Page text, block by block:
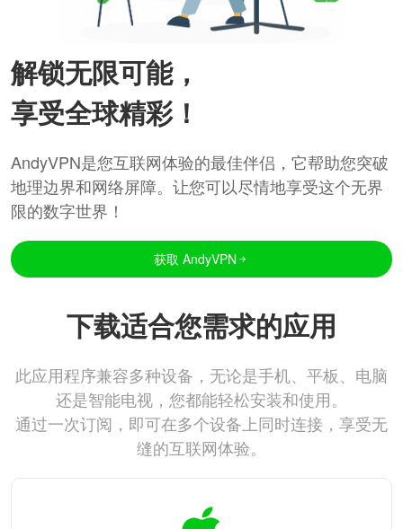
解锁无限可能，
享受全球精彩！
AndyVPN是您互联网体验的最佳伴侣，它帮助您突破
地理边界和网络屏障。让您可以尽情地享受这个无界
限的数字世界！
获取 AndyVPN
下载适合您需求的应用
此应用程序兼容多种设备，无论是手机、平板、电脑
还是智能电视，您都能轻松安装和使用。
通过一次订阅，即可在多个设备上同时连接，享受无
缝的互联网体验。